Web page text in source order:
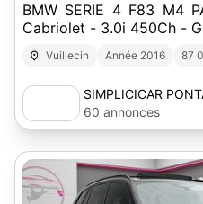
BMW SERIE 4 F83 M4
Cabriolet - 3.0i 450Ch -
Vuillecin Année 2016 87
SIMPLICICAR
60 annonces